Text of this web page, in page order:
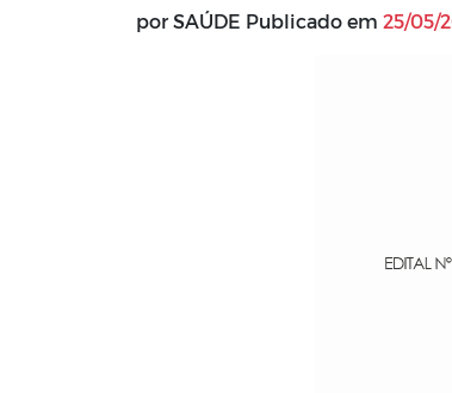
por SAÚDE Publicado em 25/05/